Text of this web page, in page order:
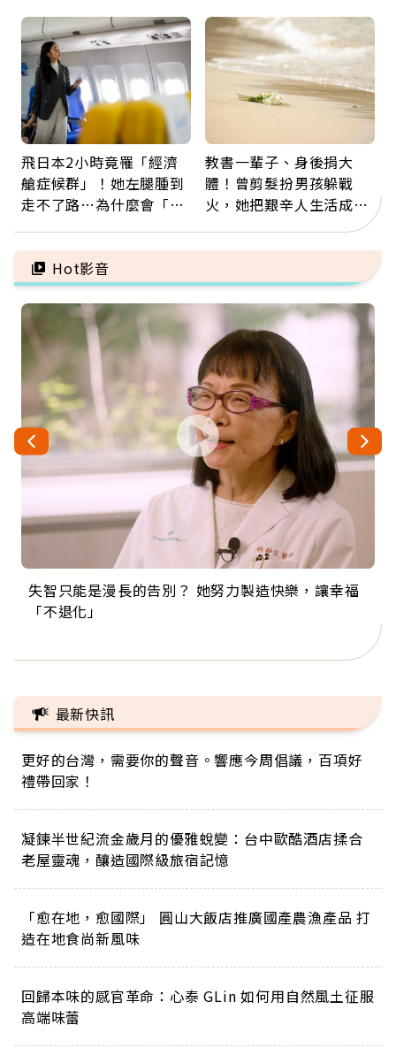
更多
飛日本2小時竟罹「經濟
艙症候群」！她左腿腫到
走不了路…為什麼會「靜
注意
教書一輩子、身後捐大
體！曾剪髮扮男孩躲戰
火，她把艱辛人生活成風
景：生命價值在於成為祝
福
Hot影音
失智只能是漫長的告別？ 她努力製造快樂，讓幸福
「不退化」
來自剛果的巧克力神父 為台灣奉獻36年 「台灣是我
的家，我連作夢都講台語！」
63歲卸矽谷副總、搬回台灣找快樂！「蛋黃哥小
丑」走進安養院，逗樂上萬爺奶：退休後才開始真
104歲打破金氏世界紀錄 成為全球最年長羽球選
手，分享長壽的秘密原來是「這個」
事業巔峰他選擇追夢…黑手阿伯拉小提琴還登上小
巨蛋！連CNN都大讚！
最新快訊
更好的台灣，需要你的聲音。響應今周倡議，百項好
禮帶回家！
凝鍊半世紀流金歲月的優雅蛻變：台中歐酷酒店揉合
老屋靈魂，釀造國際級旅宿記憶
「愈在地，愈國際」 圓山大飯店推廣國產農漁產品 打
造在地食尚新風味
回歸本味的感官革命：心泰 GLin 如何用自然風土征服
高端味蕾